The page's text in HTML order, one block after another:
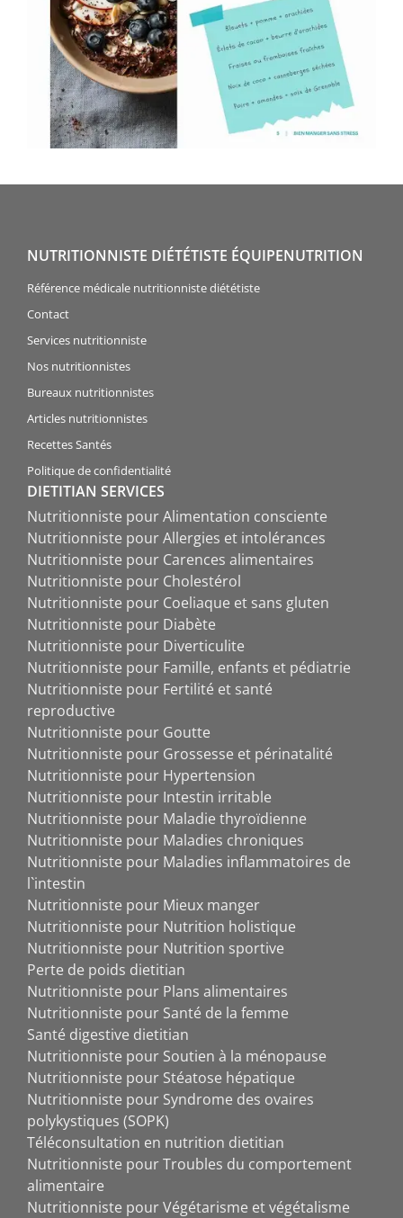
NUTRITIONNISTE DIÉTÉTISTE ÉQUIPENUTRITION
Référence médicale nutritionniste diététiste
Contact
Services nutritionniste
Nos nutritionnistes
Bureaux nutritionnistes
Articles nutritionnistes
Recettes Santés
Politique de confidentialité
DIETITIAN SERVICES
Nutritionniste pour Alimentation consciente
Nutritionniste pour Allergies et intolérances
Nutritionniste pour Carences alimentaires
Nutritionniste pour Cholestérol
Nutritionniste pour Coeliaque et sans gluten
Nutritionniste pour Diabète
Nutritionniste pour Diverticulite
Nutritionniste pour Famille, enfants et pédiatrie
Nutritionniste pour Fertilité et santé
reproductive
Nutritionniste pour Goutte
Nutritionniste pour Grossesse et périnatalité
Nutritionniste pour Hypertension
Nutritionniste pour Intestin irritable
Nutritionniste pour Maladie thyroïdienne
Nutritionniste pour Maladies chroniques
Nutritionniste pour Maladies inflammatoires de
l`intestin
Nutritionniste pour Mieux manger
Nutritionniste pour Nutrition holistique
Nutritionniste pour Nutrition sportive
Perte de poids dietitian
Nutritionniste pour Plans alimentaires
Nutritionniste pour Santé de la femme
Santé digestive dietitian
Nutritionniste pour Soutien à la ménopause
Nutritionniste pour Stéatose hépatique
Nutritionniste pour Syndrome des ovaires
polykystiques (SOPK)
Téléconsultation en nutrition dietitian
Nutritionniste pour Troubles du comportement
alimentaire
Nutritionniste pour Végétarisme et végétalisme